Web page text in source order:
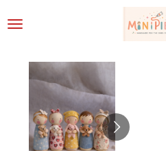
direct
hoofdinhoud